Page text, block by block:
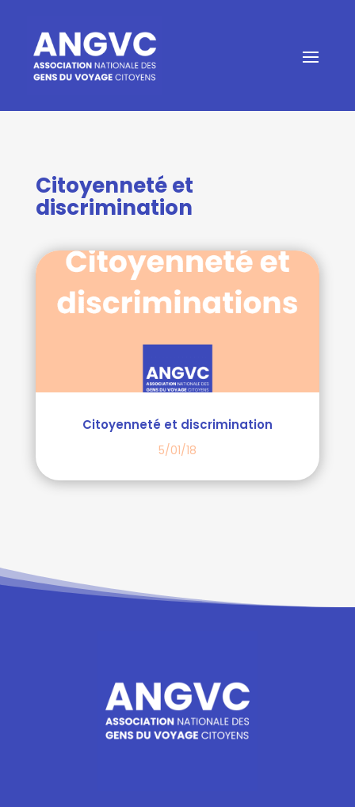
Citoyenneté et
discrimination
Citoyenneté et discrimination
5/01/18